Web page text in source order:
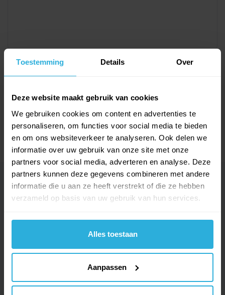
Toestemming Details Over
Deze website maakt gebruik van cookies
We gebruiken cookies om content en advertenties te
personaliseren, om functies voor social media te bieden
en om ons websiteverkeer te analyseren. Ook delen we
informatie over uw gebruik van onze site met onze
partners voor social media, adverteren en analyse. Deze
partners kunnen deze gegevens combineren met andere
informatie die u aan ze heeft verstrekt of die ze hebben
verzameld op basis van uw gebruik van hun services.
Alles toestaan
Aanpassen
Kokido
Stofzuigerslang de luxe 9 meter - Kokido
€49,95
Bekijk product
10/07/2026
op tijd en OK
Uw feedback is essentieel om onze diensten
1788 Onafhankelijke beoordelingen